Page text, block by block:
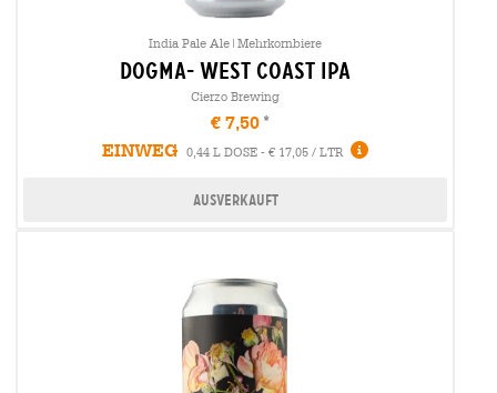
India Pale Ale|Mehrkornbiere
dogma- west coast ipa
Cierzo Brewing
€ 7,50
EINWEG
0,44 L DOSE - € 17,05 / LTR
Ausverkauft